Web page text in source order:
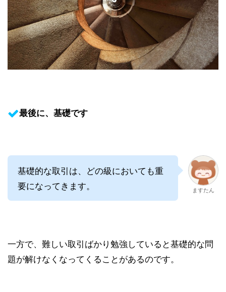
最後に、基礎です
基礎的な取引は、どの級においても重
要になってきます。
ますたん
一方で、難しい取引ばかり勉強していると基礎的な問
題が解けなくなってくることがあるのです。